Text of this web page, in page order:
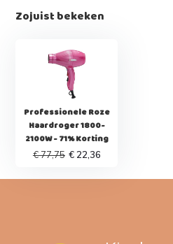
Zojuist bekeken
Professionele Roze
Haardroger 1800-
2100W - 71% Korting
€ 77,75 € 22,36